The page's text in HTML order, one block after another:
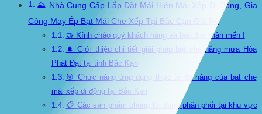
⛰️ Nhà Cung Cấp Lắp Đặt Mái Hiên Mái Xếp Di Động, Gia
Công May Ép Bạt Mái Che Xếp Tại Bắc Cạn Giá Rẻ
🤝 Kính chào quý khách hàng và bạn đọc thân mến !
🌲 Giới thiệu chi tiết giải pháp bạt che nắng mưa Hòa
Phát Đạt tại tỉnh Bắc Kạn
🎯 Chức năng ứng dụng thực tế đa năng của bạt che
mái xếp di động tại Bắc Kạn
📋 Các sản phẩm chúng tôi đang phân phối tại khu vực